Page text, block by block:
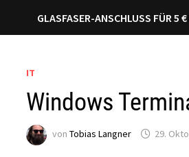
GLASFASER-ANSCHLUSS FÜR 5
IT
Windows
vonTobias Langner 29.